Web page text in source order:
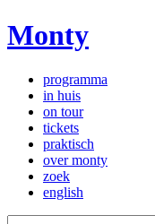
Monty
programma
in huis
on tour
tickets
praktisch
over monty
zoek
english